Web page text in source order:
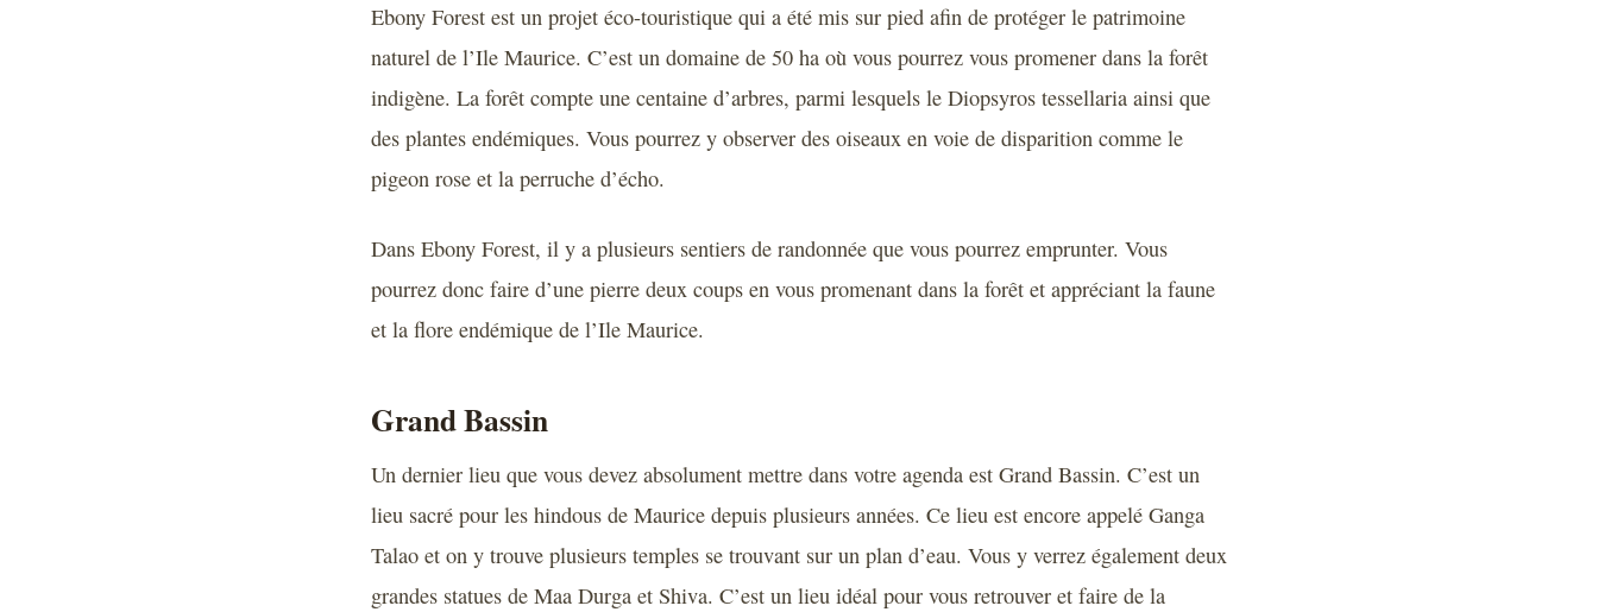
Ebony Forest est un projet éco-touristique qui a été mis sur pied afin de protéger le patrimoine
naturel de l’Ile Maurice. C’est un domaine de 50 ha où vous pourrez vous promener dans la forêt
indigène. La forêt compte une centaine d’arbres, parmi lesquels le Diopsyros tessellaria ainsi que
des plantes endémiques. Vous pourrez y observer des oiseaux en voie de disparition comme le
pigeon rose et la perruche d’écho.
Dans Ebony Forest, il y a plusieurs sentiers de randonnée que vous pourrez emprunter. Vous
pourrez donc faire d’une pierre deux coups en vous promenant dans la forêt et appréciant la faune
et la flore endémique de l’Ile Maurice.
Grand Bassin
Un dernier lieu que vous devez absolument mettre dans votre agenda est Grand Bassin. C’est un
lieu sacré pour les hindous de Maurice depuis plusieurs années. Ce lieu est encore appelé Ganga
Talao et on y trouve plusieurs temples se trouvant sur un plan d’eau. Vous y verrez également deux
grandes statues de Maa Durga et Shiva. C’est un lieu idéal pour vous retrouver et faire de la